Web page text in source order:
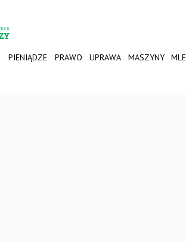
PIENIĄDZE PRAWO UPRAWA MASZYNY